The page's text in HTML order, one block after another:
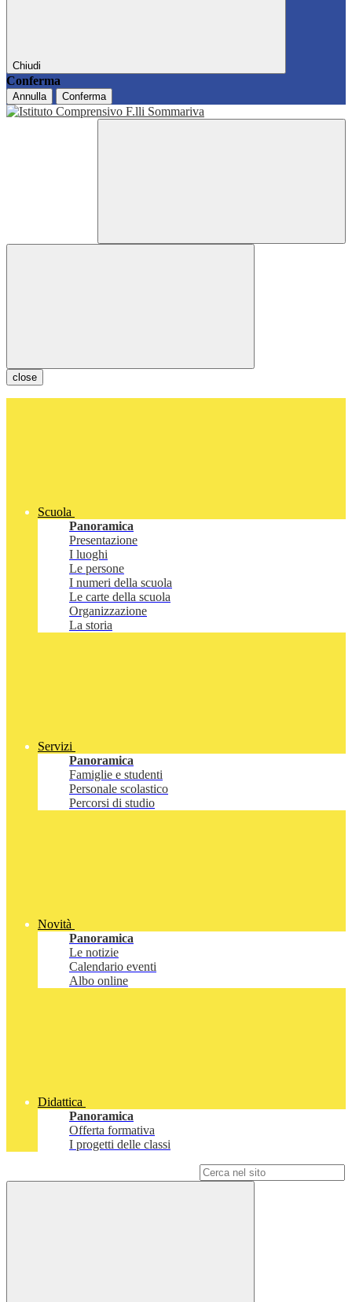
Chiudi
Conferma
Annulla Conferma
close
Scuola
Panoramica
Presentazione
I luoghi
Le persone
I numeri della scuola
Le carte della scuola
Organizzazione
La storia
Servizi
Panoramica
Famiglie e studenti
Personale scolastico
Percorsi di studio
Novità
Panoramica
Le notizie
Calendario eventi
Albo online
Didattica
Panoramica
Offerta formativa
I progetti delle classi